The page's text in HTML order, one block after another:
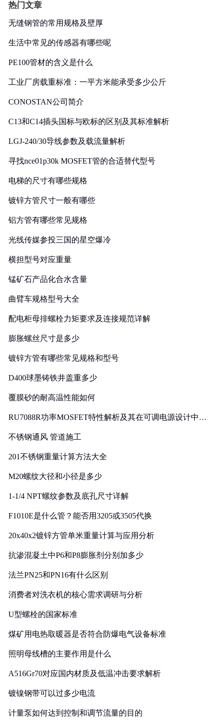
热门文章
无缝钢管的常用规格及壁厚
生活中常见的传感器有哪些呢
PE100管材的含义是什么
工业厂房载重标准：一平方米能承受多少公斤
CONOSTAN公司简介
C13和C14插头国标与欧标的区别及其标准解析
LGJ-240/30导线参数及载流量解析
寻找nce01p30k MOSFET管的合适替代型号
电梯的尺寸有哪些规格
镀锌方管尺寸一般有哪些
铝方管有哪些常见规格
光线传媒参投三国的星空爆冷
横担型号对应重量
锰矿石产品化合水含量
曲臂车规格型号大全
配电柜母排螺栓力矩要求及连接规范详解
膨胀螺丝尺寸是多少
镀锌方管有哪些常见规格和型号
D400球墨铸铁井盖重多少
覆膜砂的耐高温性能如何
RU7088R功率MOSFET特性解析及其在可调电源设计中的
不锈钢通风 管道施工
201不锈钢重量计算方法大全
M20螺纹大径和小径是多少
1-1/4 NPT螺纹参数及底孔尺寸详解
F1010E是什么管？能否用3205或3505代换
20x40x2镀锌方管单米重量计算与应用分析
抗渗混凝土中P6和P8膨胀剂分别加多少
法兰PN25和PN16有什么区别
消费者对洗衣机的核心需求调研与分析
U型螺栓的国家标准
煤矿用电热取暖器是否符合防爆电气设备标准
照明母线槽的主要作用是什么
A516Gr70对应国内材质及低温冲击要求解析
镀镍钢带可以过多少电流
计量泵如何达到控制和调节流量的目的